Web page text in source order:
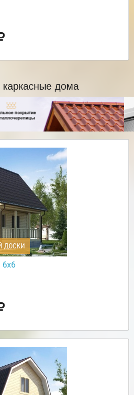
дома
ДОСКИ
6х6